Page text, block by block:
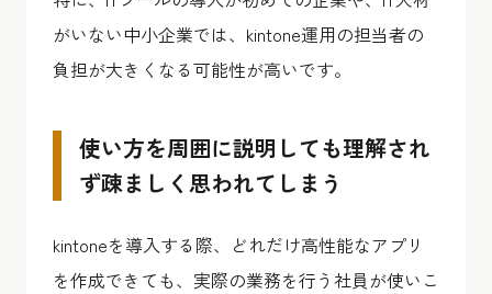
がいない中小企業では、kintone運用の担当者の
負担が大きくなる可能性が高いです。
使い方を周囲に説明しても理解され
ず疎ましく思われてしまう
kintoneを導入する際、どれだけ高性能なアプリ
を作成できても、実際の業務を行う社員が使いこ